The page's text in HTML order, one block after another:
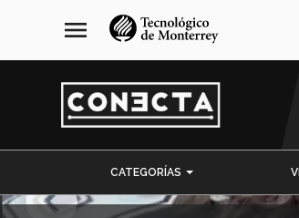
navegación
principal
menu
CATEGORÍAS